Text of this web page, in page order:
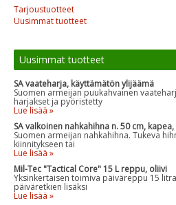
Tarjoustuotteet
Uusimmat tuotteet
Uusimmat tuotteet
SA vaateharja, käyttämätön ylijäämä
Suomen armeijan puukahvainen
harjakset ja pyöristetty
Lue lisää »
SA valkoinen nahkahihna n. 50 cm,
Suomen armeijan nahkahihna. Tukeva
kiinnitykseen tai
Lue lisää »
Mil-Tec "Tactical Core" 15 L reppu, oliivi
Yksinkertaisen toimiva päiväreppu 15
päiväretkien lisäksi
Lue lisää »